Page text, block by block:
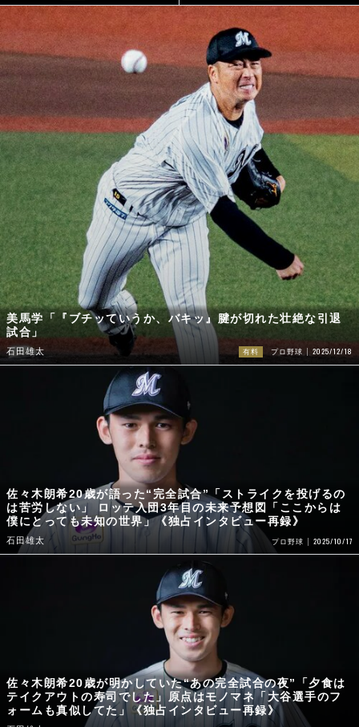
美馬学「『ブチッていうか、バキッ』腱が切れた壮絶な引退
試合」
石田雄太 有料 プロ野球 2025/12/18
佐々木朗希20歳が語った“完全試合”「ストライクを投げるの
は苦労しない」 ロッテ入団3年目の未来予想図「ここからは
僕にとっても未知の世界」《独占インタビュー再録》
石田雄太 プロ野球 2025/10/17
佐々木朗希20歳が明かしていた“あの完全試合の夜”「夕食は
テイクアウトの寿司でした」原点はモノマネ「大谷選手のフ
ォームも真似してた」《独占インタビュー再録》